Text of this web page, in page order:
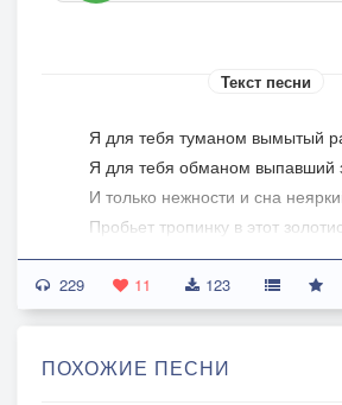
Текст песни
Я для тебя туманом вымытый
Я для тебя обманом выпавший
И только нежности и сна
Пробьет тропинку в этот
Откуда ты глядишь с улыбкой
Не зная, в шутку ли молчать или
Доверяясь солнцу восходящего
229 11 123
ПОХОЖИЕ ПЕСНИ